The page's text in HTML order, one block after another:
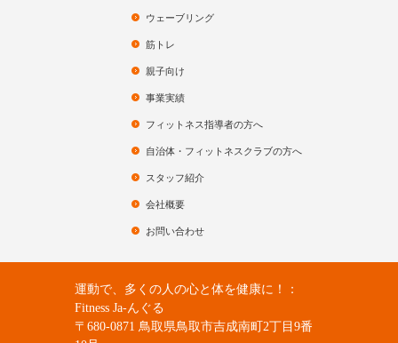
ウェーブリング
筋トレ
親子向け
事業実績
フィットネス指導者の方へ
自治体・フィットネスクラブの方へ
スタッフ紹介
会社概要
お問い合わせ
運動で、多くの人の心と体を健康に！：
Fitness Ja-んぐる
〒680-0871 鳥取県鳥取市吉成南町2丁目9番